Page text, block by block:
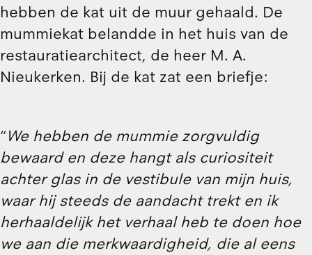
hebben de kat uit de muur gehaald. De
mummiekat belandde in het huis van de
restauratiearchitect, de heer M. A.
Nieukerken. Bij de kat zat een briefje:
“We hebben de mummie zorgvuldig
bewaard en deze hangt als curiositeit
achter glas in de vestibule van mijn huis,
waar hij steeds de aandacht trekt en ik
herhaaldelijk het verhaal heb te doen hoe
we aan die merkwaardigheid, die al eens